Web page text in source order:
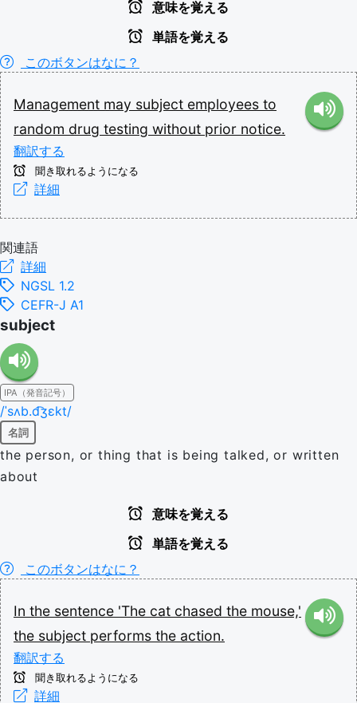
意味を覚える
単語を覚える
このボタンはなに？
Management may subject employees to
random drug testing without prior notice.
翻訳する
聞き取れるようになる
詳細
関連語
詳細
NGSL 1.2
CEFR-J A1
subject
IPA（発音記号）
/ˈsʌb.d͡ʒɛkt/
名詞
the person, or thing that is being talked, or written
about
意味を覚える
単語を覚える
このボタンはなに？
In the sentence 'The cat chased the mouse,'
the subject performs the action.
翻訳する
聞き取れるようになる
詳細